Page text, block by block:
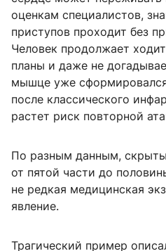
оценкам специалистов,
приступов проходит без
Человек продолжает
планы и даже не
мышце уже
после классического
растет риск повторной
По разным данным,
от пятой части до
не редкая медицинская
явление.
Трагический пример